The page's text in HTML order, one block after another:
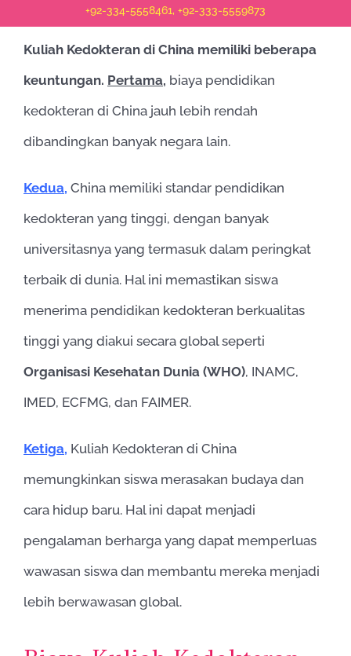
+92-334-5558461, +92-333-5559873
Kuliah Kedokteran di China memiliki beberapa
keuntungan. Pertama, biaya pendidikan
kedokteran di China jauh lebih rendah
dibandingkan banyak negara lain.
Kedua, China memiliki standar pendidikan
kedokteran yang tinggi, dengan banyak
universitasnya yang termasuk dalam peringkat
terbaik di dunia. Hal ini memastikan siswa
menerima pendidikan kedokteran berkualitas
tinggi yang diakui secara global seperti
Organisasi Kesehatan Dunia (WHO), INAMC,
IMED, ECFMG, dan FAIMER.
Ketiga, Kuliah Kedokteran di China
memungkinkan siswa merasakan budaya dan
cara hidup baru. Hal ini dapat menjadi
pengalaman berharga yang dapat memperluas
wawasan siswa dan membantu mereka menjadi
lebih berwawasan global.